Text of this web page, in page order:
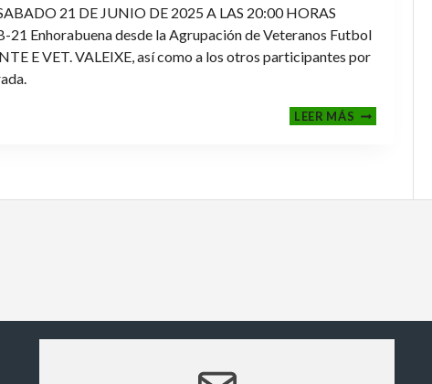
21 DE JUNIO DE 2025 A LAS 20:00 HORAS
Enhorabuena desde la Agrupación de Veteranos Futbol
E VET. VALEIXE, así como a los otros participantes por
LEER MÁSFINALES
2024-